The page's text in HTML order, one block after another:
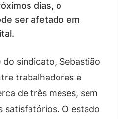
dias, o
ser afetado em
sindicato, Sebastião
trabalhadores e
de três meses, sem
satisfatórios. O estado